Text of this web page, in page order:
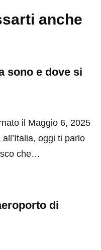
anche
sono e dove si
il Maggio 6, 2025
all’Italia, oggi ti parlo
che…
di